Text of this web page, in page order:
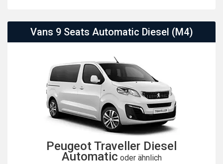
Vans 9 Seats Automatic Diesel (M4)
Peugeot Traveller Diesel
Automatic oder ähnlich